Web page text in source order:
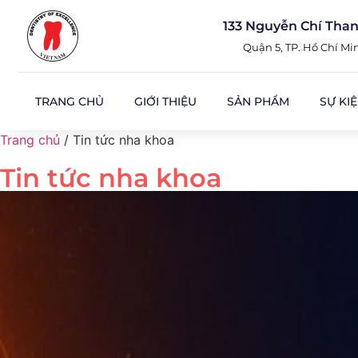
133 Nguyễn Chí
Quận 5, TP. Hồ Chí
TRANG CHỦ GIỚI THIỆU SẢN PHẨM SỰ
Trang chủ / Tin tức nha khoa
Tin tức nha khoa